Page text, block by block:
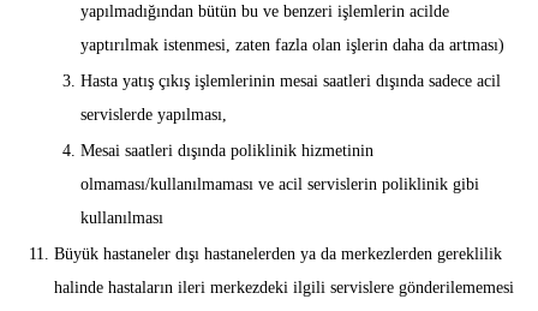
yapılmadığından bütün bu ve benzeri işlemlerin acilde
yaptırılmak istenmesi, zaten fazla olan işlerin daha da artması)
Hasta yatış çıkış işlemlerinin mesai saatleri dışında sadece acil
servislerde yapılması,
Mesai saatleri dışında poliklinik hizmetinin
olmaması/kullanılmaması ve acil servislerin poliklinik gibi
kullanılması
Büyük hastaneler dışı hastanelerden ya da merkezlerden gereklilik
halinde hastaların ileri merkezdeki ilgili servislere gönderilememesi